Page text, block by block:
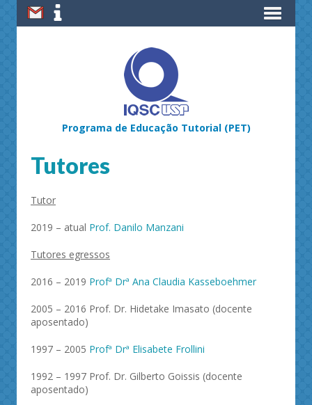
Programa de Educação Tutorial (PET)
Tutores
Tutor
2019 – atual Prof. Danilo Manzani
Tutores egressos
2016 – 2019 Profª Drª Ana Claudia Kasseboehmer
2005 – 2016 Prof. Dr. Hidetake Imasato (docente
aposentado)
1997 – 2005 Profª Drª Elisabete Frollini
1992 – 1997 Prof. Dr. Gilberto Goissis (docente
aposentado)